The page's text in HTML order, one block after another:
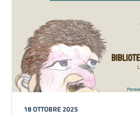
18 OTTOBRE 2025